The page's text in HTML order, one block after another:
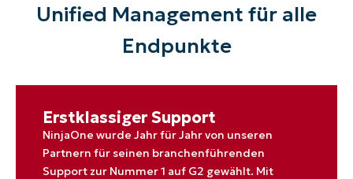
Unified Management für alle
Endpunkte
Erstklassiger Support
NinjaOne wurde Jahr für Jahr von unseren
Partnern für seinen branchenführenden
Support zur Nummer 1 auf G2 gewählt. Mit